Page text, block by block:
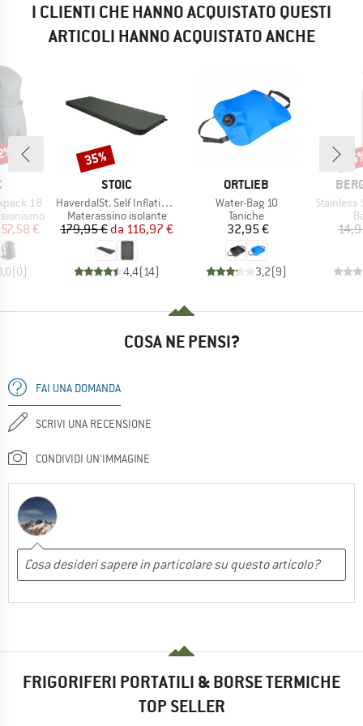
I CLIENTI CHE HANNO ACQUISTATO QUESTI
ARTICOLI HANNO ACQUISTATO ANCHE
18
ridotto
57,58 €
(0)
MARCHIO
STOIC
Articolo
HaverdalSt. Self Inflating Mat
Gruppo di prodotti
Materassino isolante
Prezzo
179,95 € Prezzo ridotto
da 116,97 €
4,4(14)
Sconto
35%
MARCHIO
ORTLIEB
Articolo
Water-Bag 10
Gruppo di prodotti
Taniche
Prezzo
32,95 €
3,2(9)
Articolo
Stainless
COSA NE PENSI?
FAI UNA DOMANDA
SCRIVI UNA RECENSIONE
CONDIVIDI UN'IMMAGINE
FRIGORIFERI PORTATILI & BORSE TERMICHE
TOP SELLER